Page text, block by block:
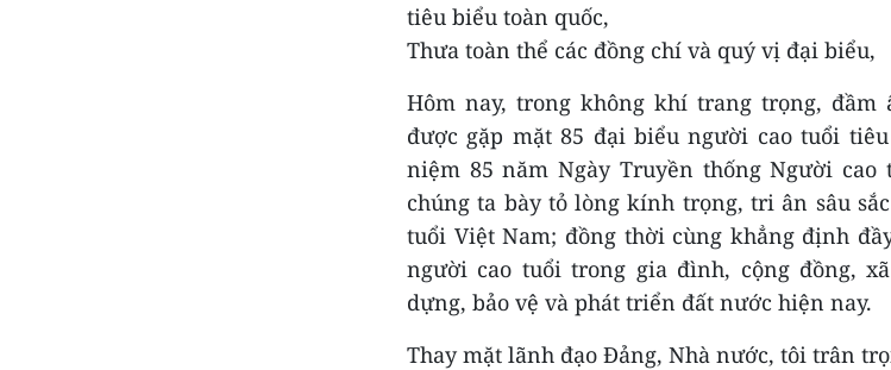
tiêu biểu toàn quốc,
Thưa toàn thể các đồng chí và quý vị đại biểu,
Hôm nay, trong không khí trang trọng,
được gặp mặt 85 đại biểu người cao tuổi
niệm 85 năm Ngày Truyền thống Người
chúng ta bày tỏ lòng kính trọng, tri ân sâu
tuổi Việt Nam; đồng thời cùng khẳng định
người cao tuổi trong gia đình, cộng đồng,
dựng, bảo vệ và phát triển đất nước hiện nay.
Thay mặt lãnh đạo Đảng, Nhà nước, tôi trân